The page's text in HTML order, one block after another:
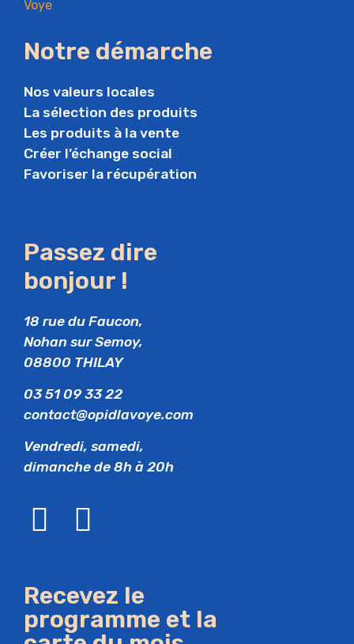
Notre démarche
Nos valeurs locales
La sélection des produits
Les produits à la vente
Créer l’échange social
Favoriser la récupération
Passez dire
bonjour !
18 rue du Faucon,
Nohan sur Semoy,
08800 THILAY
03 51 09 33 22
contact@opidlavoye.com
Vendredi, samedi,
dimanche de 8h à 20h
Recevez le
programme et la